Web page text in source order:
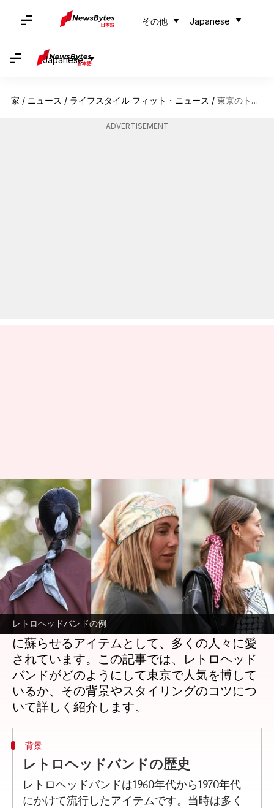
その他 Japanese
Japanese
家 / ニュース / ライフスタイル フィット・ニュース / 東京のトレンド、レトロヘッドバンド
ADVERTISEMENT
レトロヘッドバンドの例
東京のトレンド、レトロヘッド
バンド
著者 Keito Komeda Jun 08, 2026 02:28 pm
どんな話なの
東京のファッションシーンでは、レトロなヘ
ッドバンドが再び注目を集めています。これ
らのアクセサリーは、過去のスタイルを現代
に蘇らせるアイテムとして、多くの人々に愛
されています。この記事では、レトロヘッド
バンドがどのようにして東京で人気を博して
いるか、その背景やスタイリングのコツにつ
背景
レトロヘッドバンドの歴史
レトロヘッドバンドは1960年代から1970年代
にかけて流行したアイテムです。当時は多く